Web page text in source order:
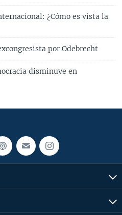
¿Cómo es vista la
por Odebrecht
disminuye en